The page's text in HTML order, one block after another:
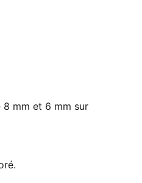
8 mm et 6 mm sur